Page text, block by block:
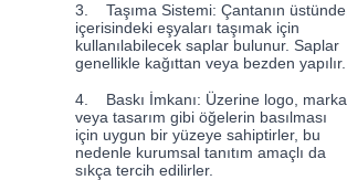
3. Taşıma Sistemi: Çantanın üstünde,
içerisindeki eşyaları taşımak için
kullanılabilecek saplar bulunur. Saplar
genellikle kağıttan veya bezden yapılır.
4. Baskı İmkanı: Üzerine logo, marka
veya tasarım gibi öğelerin basılması
için uygun bir yüzeye sahiptirler, bu
nedenle kurumsal tanıtım amaçlı da
sıkça tercih edilirler.